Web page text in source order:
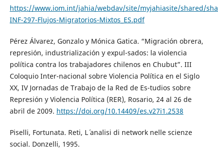
https://www.iom.int/jahia/webdav/site/myjahiasite/shared/
INF-297-Flujos-Migratorios-Mixtos_ES.pdf
Pérez Álvarez, Gonzalo y Mónica Gatica. “Migración obrera,
represión, industrialización y expul-sados: la violencia
política contra los trabajadores chilenos en Chubut”. III
Coloquio Inter-nacional sobre Violencia Política en el Siglo
XX, IV Jornadas de Trabajo de la Red de Es-tudios sobre
Represión y Violencia Política (RER), Rosario, 24 al 26 de
abril de 2009. https://doi.org/10.14409/es.v27i1.2538
Piselli, Fortunata. Reti, L´ analisi di network nelle scienze
social. Donzelli, 1995.